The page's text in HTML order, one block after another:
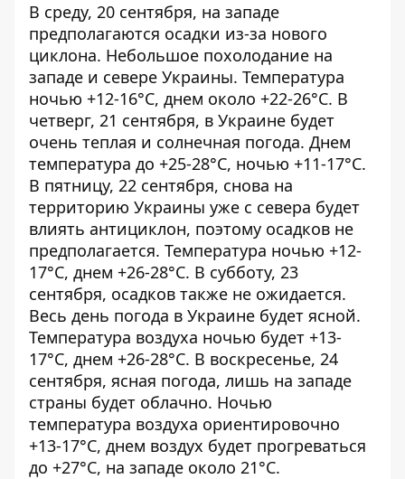
В среду, 20 сентября, на западе
предполагаются осадки из-за нового
циклона. Небольшое похолодание на
западе и севере Украины. Температура
ночью +12-16°С, днем ​​около +22-26°С. В
четверг, 21 сентября, в Украине будет
очень теплая и солнечная погода. Днем
температура до +25-28°С, ночью +11-17°С.
В пятницу, 22 сентября, снова на
территорию Украины уже с севера будет
влиять антициклон, поэтому осадков не
предполагается. Температура ночью +12-
17°С, днем ​​+26-28°С. В субботу, 23
сентября, осадков также не ожидается.
Весь день погода в Украине будет ясной.
Температура воздуха ночью будет +13-
17°С, днем ​​+26-28°С. В воскресенье, 24
сентября, ясная погода, лишь на западе
страны будет облачно. Ночью
температура воздуха ориентировочно
+13-17°С, днем ​​воздух будет прогреваться
до +27°С, на западе около 21°С.